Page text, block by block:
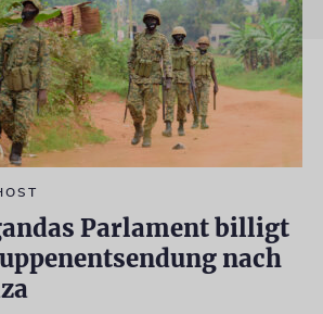
Parlament billigt
nach